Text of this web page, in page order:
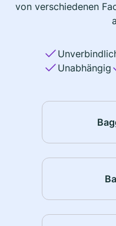
von verschiedenen
Unabhängig